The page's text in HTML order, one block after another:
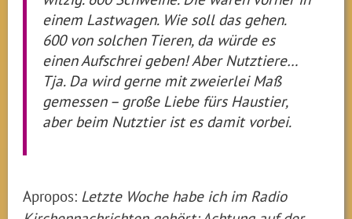
einem Lastwagen. Wie soll das gehen.
600 von solchen Tieren, da würde es
einen Aufschrei geben! Aber Nutztiere…
Tja. Da wird gerne mit zweierlei Maß
gemessen – große Liebe fürs Haustier,
aber beim Nutztier ist es damit vorbei.
Apropos: Letzte Woche habe ich im Radio